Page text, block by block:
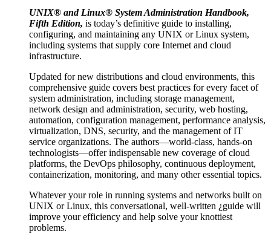
UNIX® and Linux® System Administration Handbook,
Fifth Edition, is today’s definitive guide to installing,
configuring, and maintaining any UNIX or Linux system,
including systems that supply core Internet and cloud
infrastructure.
Updated for new distributions and cloud environments, this
comprehensive guide covers best practices for every facet of
system administration, including storage management,
network design and administration, security, web hosting,
automation, configuration management, performance analysis,
virtualization, DNS, security, and the management of IT
service organizations. The authors—world-class, hands-on
technologists—offer indispensable new coverage of cloud
platforms, the DevOps philosophy, continuous deployment,
containerization, monitoring, and many other essential topics.
Whatever your role in running systems and networks built on
UNIX or Linux, this conversational, well-written ¿guide will
improve your efficiency and help solve your knottiest
problems.